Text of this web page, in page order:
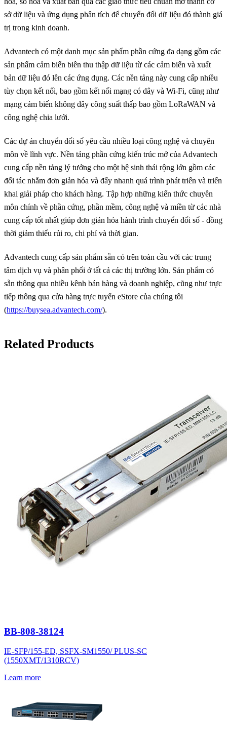
sở dữ liệu và ứng dụng phân tích để chuyển đổi dữ liệu đó thành giá
trị trong kinh doanh.
Advantech có một danh mục sản phẩm phần cứng đa dạng gồm các
sản phẩm cảm biến biên thu thập dữ liệu từ các cảm biến và xuất
bản dữ liệu đó lên các ứng dụng. Các nền tảng này cung cấp nhiều
tùy chọn kết nối, bao gồm kết nối mạng có dây và Wi-Fi, cũng như
mạng cảm biến không dây công suất thấp bao gồm LoRaWAN và
công nghệ chia lưới.
Các dự án chuyển đổi số yêu cầu nhiều loại công nghệ và chuyên
môn về lĩnh vực. Nền tảng phần cứng kiến trúc mở của Advantech
cung cấp nền tảng lý tưởng cho một hệ sinh thái rộng lớn gồm các
đối tác nhằm đơn giản hóa và đẩy nhanh quá trình phát triển và triển
khai giải pháp cho khách hàng. Tập hợp những kiến thức chuyên
môn chính về phần cứng, phần mềm, công nghệ và miền từ các nhà
cung cấp tốt nhất giúp đơn giản hóa hành trình chuyển đổi số - đồng
thời giảm thiểu rủi ro, chi phí và thời gian.
Advantech cung cấp sản phẩm sẵn có trên toàn cầu với các trung
tâm dịch vụ và phân phối ở tất cả các thị trường lớn. Sản phẩm có
sẵn thông qua nhiều kênh bán hàng và doanh nghiệp, cũng như trực
tiếp thông qua cửa hàng trực tuyến eStore của chúng tôi
(https://buysea.advantech.com/).
Related Products
BB-808-38124
IE-SFP/155-ED, SSFX-SM1550/ PLUS-SC
(1550XMT/1310RCV)
Learn more